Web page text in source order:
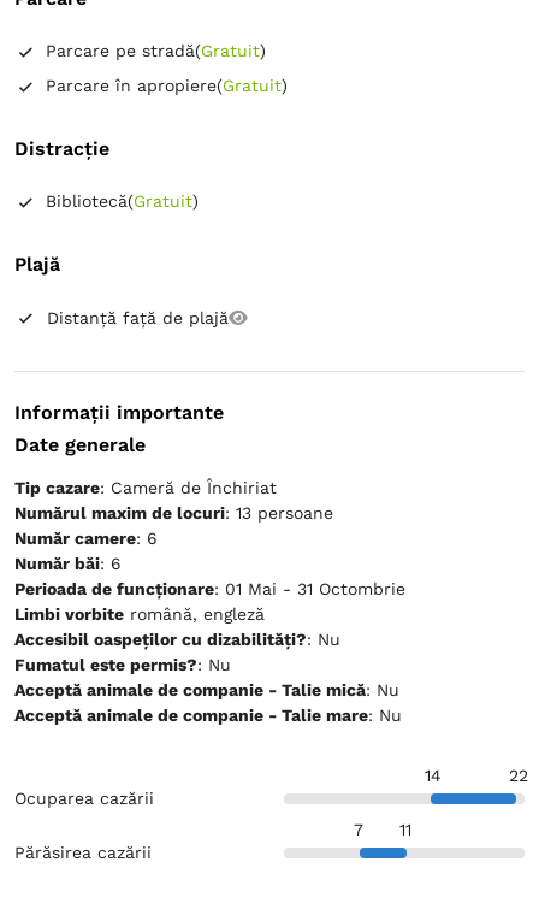
Parcare pe stradă(Gratuit)
Parcare în apropiere(Gratuit)
Distracție
Bibliotecă(Gratuit)
Plajă
Distanță față de plajă
Informații importante
Date generale
Tip cazare: Cameră de Închiriat
Numărul maxim de locuri: 13 persoane
Număr camere: 6
Număr băi: 6
Perioada de funcționare
: 01 Mai - 31 Octombrie
Limbi vorbite română, engleză
Accesibil oaspeților cu dizabilități?
: Nu
Fumatul este permis?
: Nu
Acceptă animale de companie - Talie mică
: Nu
Acceptă animale de companie - Talie mare
: Nu
Ocuparea cazării
14 22
Părăsirea cazării
7 11